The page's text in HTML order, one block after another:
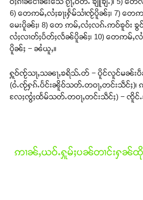
6) တေဢမ်ႇလႆႈၶႃႈႁႅမ်သၢႆၸႂ်ပိူၼ်ႈ၊ 7) တေ
မေးပိူၼ်ႈ၊ 8) တေ ဢမ်ႇလႆႈလၵ်ႉဢဝ်ၶူဝ်း ၶွ
လႆႈလၢတ်ႈပႅတ်ႈလႅၼ်ပိူၼ်ႈ၊ 10) တေဢမ်ႇလႆႈ
ပိူၼ်ႈ − ၼႆယူႇ။
ႁူဝ်ၸႂ်သႃႇသၼႃႇၶရိသ်ႉတ် − ပိူင်လူင်မၼ်း
(ဝႆႉၸႂ်ႁၵ်ႉပႅင်းၼိူဝ်သတ်ႉတဝႃႇတင်းသဵင်ႈ)၊
လႄႈၸွႆႈထႅမ်သတ်ႉတဝႃႇတင်းသဵင်ႈ) − ၸိူင်
ဢၢၼ်ႇယဝ်ႉႁူမ်ႈပၼ်တၢင်းႁၼ်